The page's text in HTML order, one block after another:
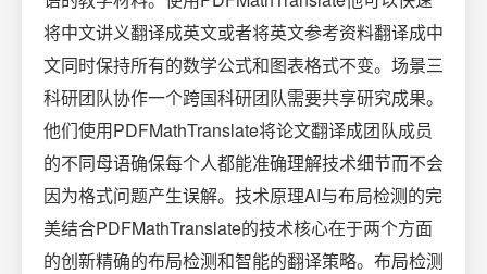
将中文讲义翻译成英文或者将英文参考资料翻译成中
文同时保持所有的数学公式和图表格式不变。场景三
科研团队协作一个跨国科研团队需要共享研究成果。
他们使用PDFMathTranslate将论文翻译成团队成员
的不同母语确保每个人都能准确理解技术细节而不会
因为格式问题产生误解。技术原理AI与布局检测的完
美结合PDFMathTranslate的技术核心在于两个方面
的创新精确的布局检测和智能的翻译策略。布局检测